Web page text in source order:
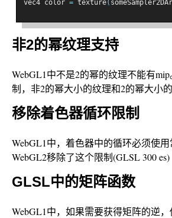
vec4 color = texture(
非2的幂纹理支持
WebGL1中不是2的幂的纹理不能有
制，非2的幂大小的纹理和2的幂大小
移除着色器循环限制
WebGL1中，着色器中的循环必须使用
WebGL2移除了这个限制(GLSL 300 es)
GLSL中的矩阵函数
WebGL1中，如果需要获得矩阵的逆